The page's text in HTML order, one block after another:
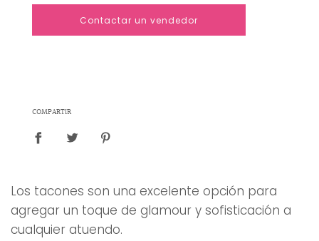
C
Contactar un vendedor
COMPARTIR
Los tacones son una excelente opción para
agregar un toque de glamour y sofisticación a
cualquier atuendo.